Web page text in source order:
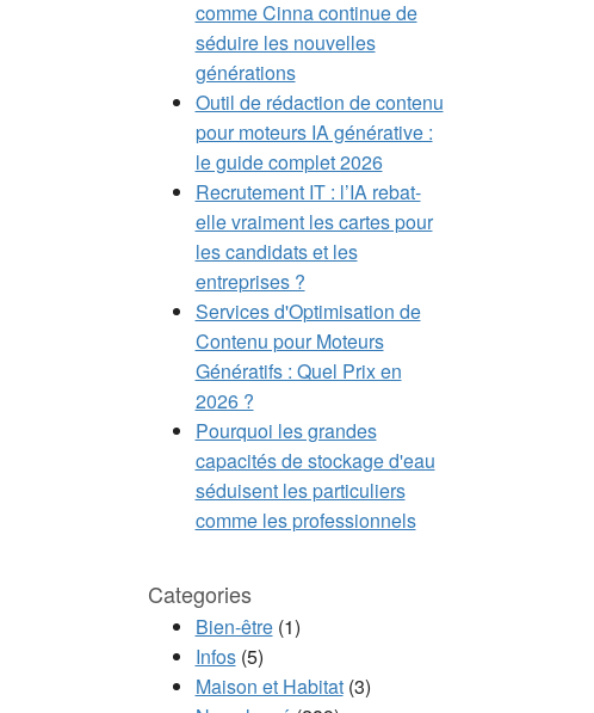
comme Cinna continue de
séduire les nouvelles
générations
Outil de rédaction de contenu
pour moteurs IA générative :
le guide complet 2026
Recrutement IT : l’IA rebat-
elle vraiment les cartes pour
les candidats et les
entreprises ?
Services d'Optimisation de
Contenu pour Moteurs
Génératifs : Quel Prix en
2026 ?
Pourquoi les grandes
capacités de stockage d'eau
séduisent les particuliers
comme les professionnels
Categories
Bien-être(1)
Infos(5)
Maison et Habitat(3)